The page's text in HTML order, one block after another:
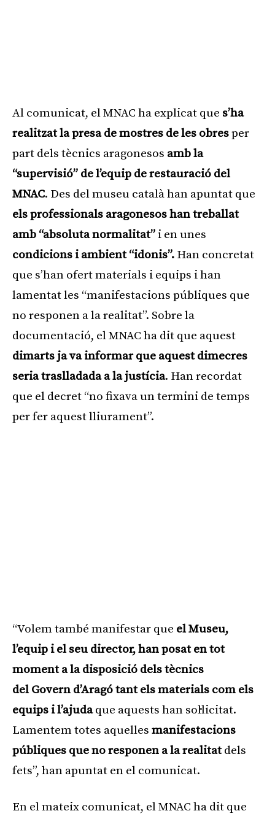
Al comunicat, el MNAC ha explicat que s’ha
realitzat la presa de mostres de les obresper
part dels tècnics aragonesos amb la
“supervisió” de l’equip de restauració del
MNAC. Des del museu català han apuntat que
els professionals aragonesos han treballat
amb “absoluta normalitat” i en unes
condicions i ambient “idonis”. Han concretat
que s’han ofert materials i equips i han
lamentat les “manifestacions públiques que
no responen a la realitat”. Sobre la
documentació, el MNAC ha dit que aquest
dimarts ja va informar que aquest dimecres
seria traslladada a la justícia. Han recordat
que el decret “no fixava un termini de temps
per fer aquest lliurament”.
“Volem també manifestar que el Museu,
l’equip i el seu director, han posat en tot
moment a la disposició dels tècnics
del Govern d’Aragó tant els materials com els
equips i l’ajudaque aquests han sol·licitat.
Lamentem totes aquelles manifestacions
públiques que no responen a la realitatdels
fets”, han apuntat en el comunicat.
En el mateix comunicat, el MNAC ha dit que